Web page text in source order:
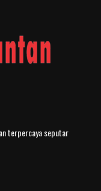
terpercaya seputar